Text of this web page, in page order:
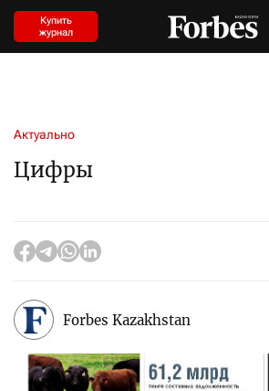
Купить
журнал
Актуально
Цифры
Forbes Kazakhstan